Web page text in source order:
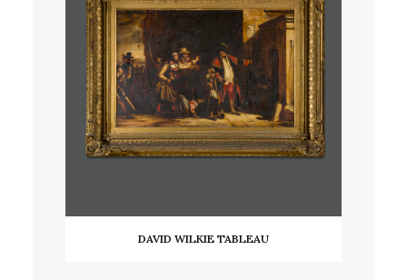
DAVID WILKIE TABLEAU